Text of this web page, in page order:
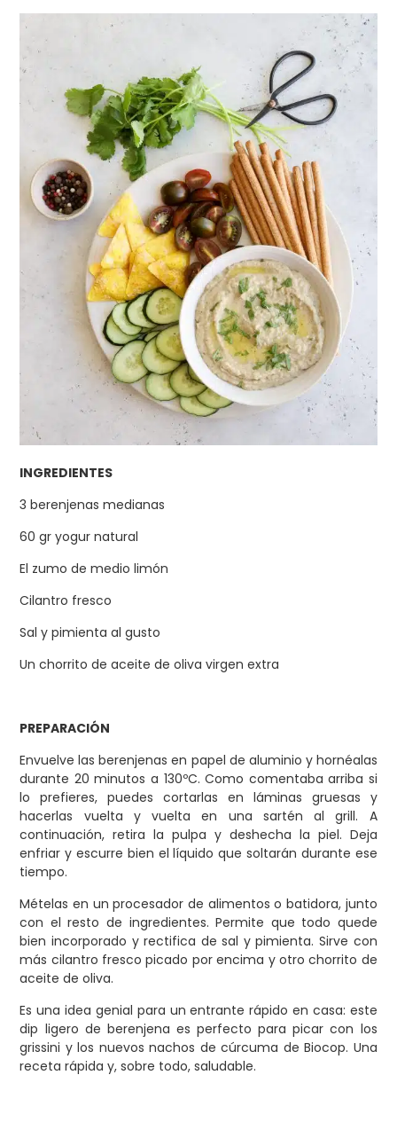
INGREDIENTES
3 berenjenas medianas
60 gr yogur natural
El zumo de medio limón
Cilantro fresco
Sal y pimienta al gusto
Un chorrito de aceite de oliva virgen extra
PREPARACIÓN
Envuelve las berenjenas en papel de aluminio y hornéalas
durante 20 minutos a 130ºC. Como comentaba arriba si
lo prefieres, puedes cortarlas en láminas gruesas y
hacerlas vuelta y vuelta en una sartén al grill. A
continuación, retira la pulpa y deshecha la piel. Deja
enfriar y escurre bien el líquido que soltarán durante ese
tiempo.
Mételas en un procesador de alimentos o batidora, junto
con el resto de ingredientes. Permite que todo quede
bien incorporado y rectifica de sal y pimienta. Sirve con
más cilantro fresco picado por encima y otro chorrito de
aceite de oliva.
Es una idea genial para un entrante rápido en casa: este
dip ligero de berenjena es perfecto para picar con los
grissini y los nuevos nachos de cúrcuma de Biocop. Una
receta rápida y, sobre todo, saludable.